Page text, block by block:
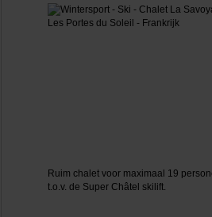
Ruim chalet voor maximaal 19
t.o.v. de Super Châtel skilift.